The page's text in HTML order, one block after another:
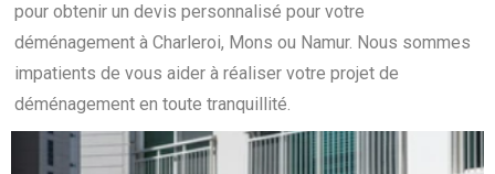
pour obtenir un devis personnalisé pour votre
déménagement à Charleroi, Mons ou Namur. Nous sommes
impatients de vous aider à réaliser votre projet de
déménagement en toute tranquillité.